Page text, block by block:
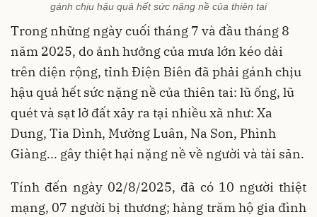
gánh chịu hậu quả hết sức nặng nề của thiên tai
Trong những ngày cuối tháng 7 và đầu tháng 8
năm 2025, do ảnh hưởng của mưa lớn kéo dài
trên diện rộng, tỉnh Điện Biên đã phải gánh chịu
hậu quả hết sức nặng nề của thiên tai: lũ ống, lũ
quét và sạt lở đất xảy ra tại nhiều xã như: Xa
Dung, Tia Dình, Mường Luân, Na Son, Phình
Giàng... gây thiệt hại nặng nề về người và tài sản.
Tính đến ngày 02/8/2025, đã có 10 người thiệt
mạng, 07 người bị thương; hàng trăm hộ gia đình